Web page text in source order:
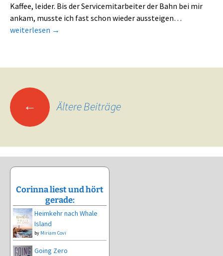
Kaffee, leider. Bis der Servicemitarbeiter der Bahn bei mir
ankam, musste ich fast schon wieder aussteigen…
Rückblick Frankfurter Buchmesse 2017
weiterlesen →
Beitragsnavigation
← Ältere Beiträge
Corinna liest und hört
gerade:
Heimkehr nach Whale
Island
by Miriam Covi
Going Zero